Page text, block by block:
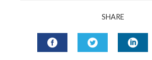
SHARE